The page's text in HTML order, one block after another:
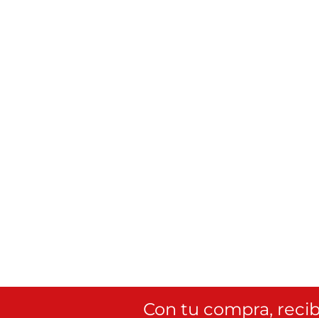
Con tu compra,